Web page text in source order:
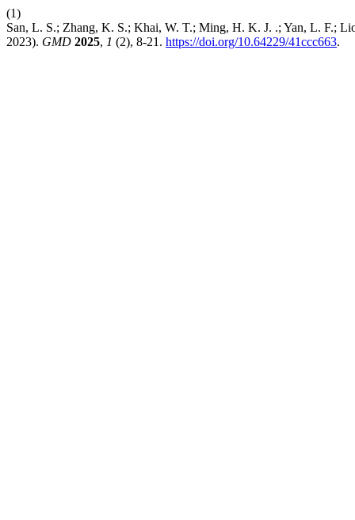
(1)
San, L. S.; Zhang, K. S.; Khai, W. T.; Ming, H. K. J. .; Yan, L. F.;
2023). GMD 2025, 1 (2), 8-21. https://doi.org/10.64229/41ccc663.